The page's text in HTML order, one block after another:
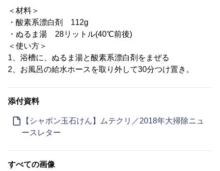
＜材料＞
・酸素系漂白剤 112g
・ぬるま湯 28リットル(40℃前後)
＜使い方＞
1、浴槽に、ぬるま湯と酸素系漂白剤をまぜる
2、お風呂の給水ホースを取り外して30分つけ置き。
添付資料
【シャボン玉石けん】ムテクリ／2018年大掃除ニュ
ースレター
すべての画像